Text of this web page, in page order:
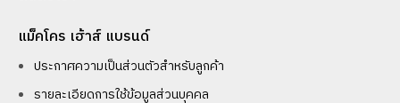
แม็คโคร เฮ้าส์ แบรนด์
ประกาศความเป็นส่วนตัวสำหรับลูกค้า
รายละเอียดการใช้ข้อมูลส่วนบุคคล